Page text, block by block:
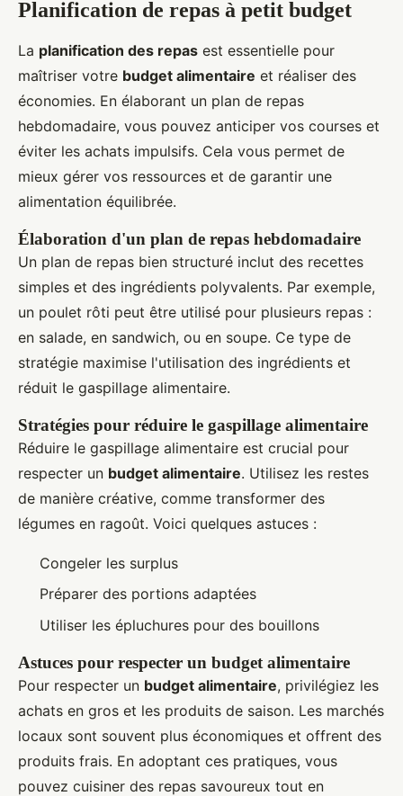
Planification de repas à petit budget
La planification des repas est essentielle pour
maîtriser votre budget alimentaire et réaliser des
économies. En élaborant un plan de repas
hebdomadaire, vous pouvez anticiper vos courses et
éviter les achats impulsifs. Cela vous permet de
mieux gérer vos ressources et de garantir une
alimentation équilibrée.
Élaboration d'un plan de repas hebdomadaire
Un plan de repas bien structuré inclut des recettes
simples et des ingrédients polyvalents. Par exemple,
un poulet rôti peut être utilisé pour plusieurs repas :
en salade, en sandwich, ou en soupe. Ce type de
stratégie maximise l'utilisation des ingrédients et
réduit le gaspillage alimentaire.
Stratégies pour réduire le gaspillage alimentaire
Réduire le gaspillage alimentaire est crucial pour
respecter un budget alimentaire. Utilisez les restes
de manière créative, comme transformer des
légumes en ragoût. Voici quelques astuces :
Congeler les surplus
Préparer des portions adaptées
Utiliser les épluchures pour des bouillons
Astuces pour respecter un budget alimentaire
Pour respecter un budget alimentaire, privilégiez les
achats en gros et les produits de saison. Les marchés
locaux sont souvent plus économiques et offrent des
produits frais. En adoptant ces pratiques, vous
pouvez cuisiner des repas savoureux tout en